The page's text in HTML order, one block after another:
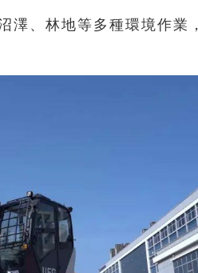
澤、林地等多種環境作業，